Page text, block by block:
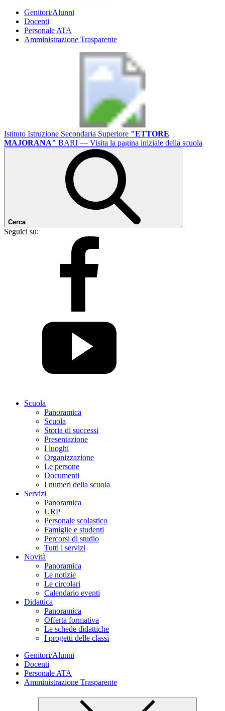
Genitori/Alunni
Docenti
Personale ATA
Amministrazione Trasparente
Istituto Istruzione Secondaria Superiore "ETTORE
MAJORANA" BARI — Visita la pagina iniziale della scuola
Cerca
Seguici su:
Scuola
Panoramica
Scuola
Storia di successi
Presentazione
I luoghi
Organizzazione
Le persone
Documenti
I numeri della scuola
Servizi
Panoramica
URP
Personale scolastico
Famiglie e studenti
Percorsi di studio
Tutti i servizi
Novità
Panoramica
Le notizie
Le circolari
Calendario eventi
Didattica
Panoramica
Offerta formativa
Le schede didattiche
I progetti delle classi
Genitori/Alunni
Docenti
Personale ATA
Amministrazione Trasparente